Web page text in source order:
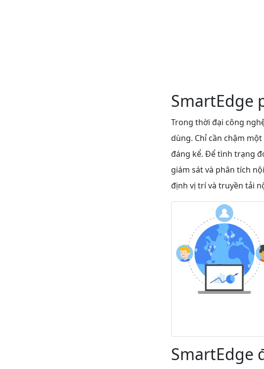
SmartEdge
Trong thời đại công
dùng. Chỉ cần chậm
đáng kể. Để tình trạng
giám sát và phân tích
định vị trí và truyền tải
SmartEdge